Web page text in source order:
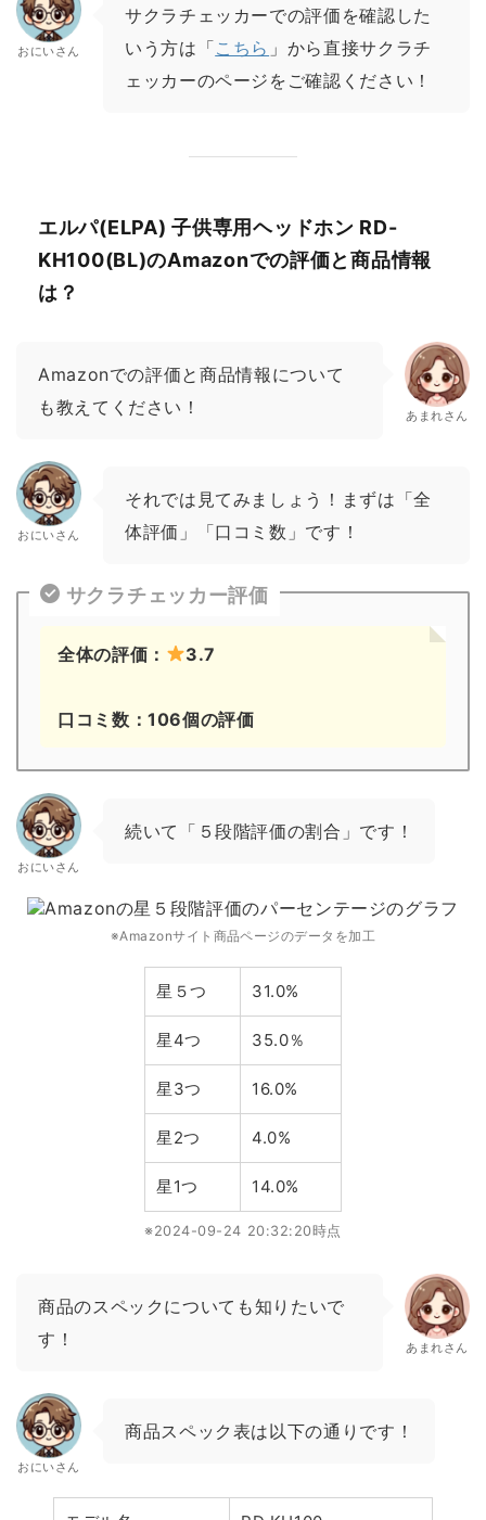
おにいさん
サクラチェッカーでの評価を確認した
いう方は「こちら 」から直接サクラチ
ェッカーのページをご確認ください！
エルパ(ELPA) 子供専用ヘッドホン RD-
KH100(BL)のAmazonでの評価と商品情報
は？
Amazonでの評価と商品情報について
も教えてください！
あまれさん
おにいさん
それでは見てみましょう！まずは「全
体評価」「口コミ数」です！
サクラチェッカー評価
全体の評価： 3.7
口コミ数：106個の評価
おにいさん
続いて「５段階評価の割合」です！
※Amazonサイト商品ページのデータを加工
星５つ 31.0%
星4つ 35.0％
星3つ 16.0%
星2つ 4.0%
星1つ 14.0%
※2024-09-24 20:32:20時点
商品のスペックについても知りたいで
す！
あまれさん
おにいさん
商品スペック表は以下の通りです！